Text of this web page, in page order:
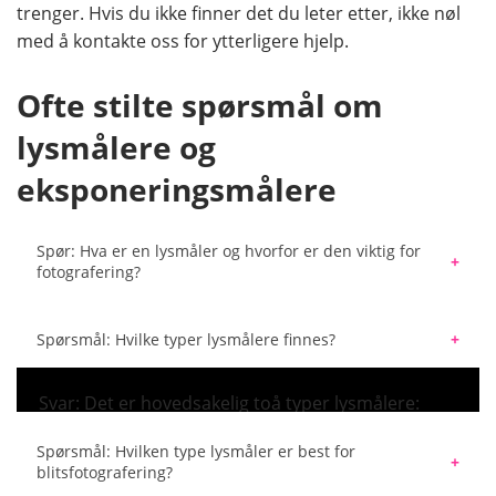
trenger. Hvis du ikke finner det du leter etter, ikke nøl
med å kontakte oss for ytterligere hjelp.
Ofte stilte spørsmål om
lysmålere og
eksponeringsmålere
Spør: Hva er en lysmåler og hvorfor er den viktig for
fotografering?
intensiteten av lys i en bestemt scene. Det hjelper
fotografer å riktig eksponering ved å måle lyset og gi
anbefalinger for innstillinger som blenderåpning,
Spørsmål: Hvilke typer lysmålere finnes?
Svar: Det er hovedsakelig toå typer lysmålere:
Punktlysmålere måler lys fra et bestemt punkt i
scenen, mens reflekterende lysmålere måler lys
Spørsmål: Hvilken type lysmåler er best for
blitsfotografering?